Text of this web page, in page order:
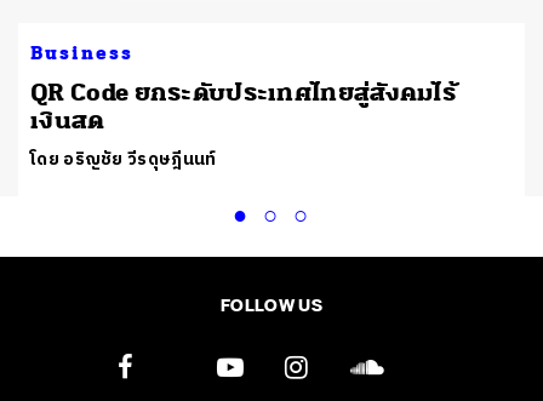
Business
QR Code ยกระดับประเทศไทยสู่สังคมไร้
เงินสด
โดย อริญชัย วีรดุษฎีนนท์
FOLLOW US